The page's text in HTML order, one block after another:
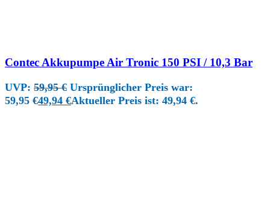
Contec Akkupumpe Air Tronic 150 PSI / 10,3 Bar
UVP: 59,95€ Ursprünglicher Preis war:
59,95 €49,94 €Aktueller Preis ist: 49,94 €.